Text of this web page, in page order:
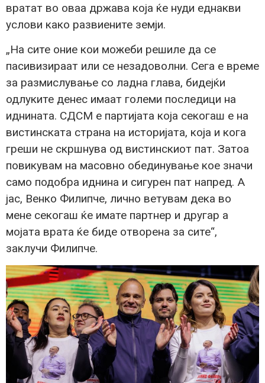
вратат во оваа држава која ќе нуди еднакви
услови како развиените земји.
„На сите оние кои можеби решиле да се
пасивизираат или се незадоволни. Сега е време
за размислување со ладна глава, бидејќи
одлуките денес имаат големи последици на
иднината. СДСМ е партијата која секогаш е на
вистинската страна на историјата, која и кога
греши не скршнува од вистинскиот пат. Затоа
повикувам на масовно обединување кое значи
само подобра иднина и сигурен пат напред. А
јас, Венко Филипче, лично ветувам дека во
мене секогаш ќе имате партнер и другар а
мојата врата ќе биде отворена за сите“,
заклучи Филипче.